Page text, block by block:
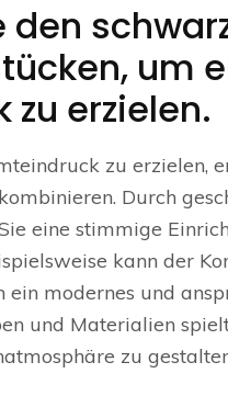
den
um
erzielen.
zu erzielen,
Durch
eine stimmige
kann der
modernes und
und Materialien
zu